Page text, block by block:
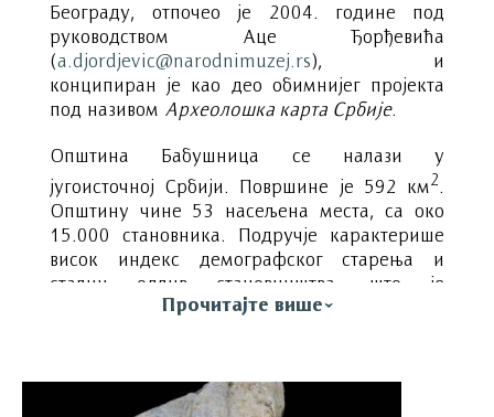
Београду, отпочео je 2004. године под
руководством Аце Ђорђевића
(a.djordjevic@narodnimuzej.rs), и
конципиран је као део обимнијег пројекта
под називом Археолошка карта Србије.
Општина Бабушница се налази у
југоисточној Србији. Површине је 592 км2.
Општину чине 53 насељена места, са око
15.000 становника. Подручје карактерише
висок индекс демографског старења и
стални одлив становништва, што је
наметнуло обавезу хитног рекогносцирања
дали су 124 индикативна топонима, која
сасвим извесно представљају археолошке
Прочитајте више